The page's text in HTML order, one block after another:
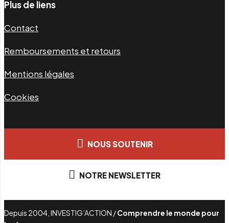
Plus de liens
Contact
Remboursements et retours
Mentions légales
Cookies
NOUS SOUTENIR
NOTRE NEWSLETTER
Depuis 2004, INVESTIG’ACTION /Comprendre le monde pour